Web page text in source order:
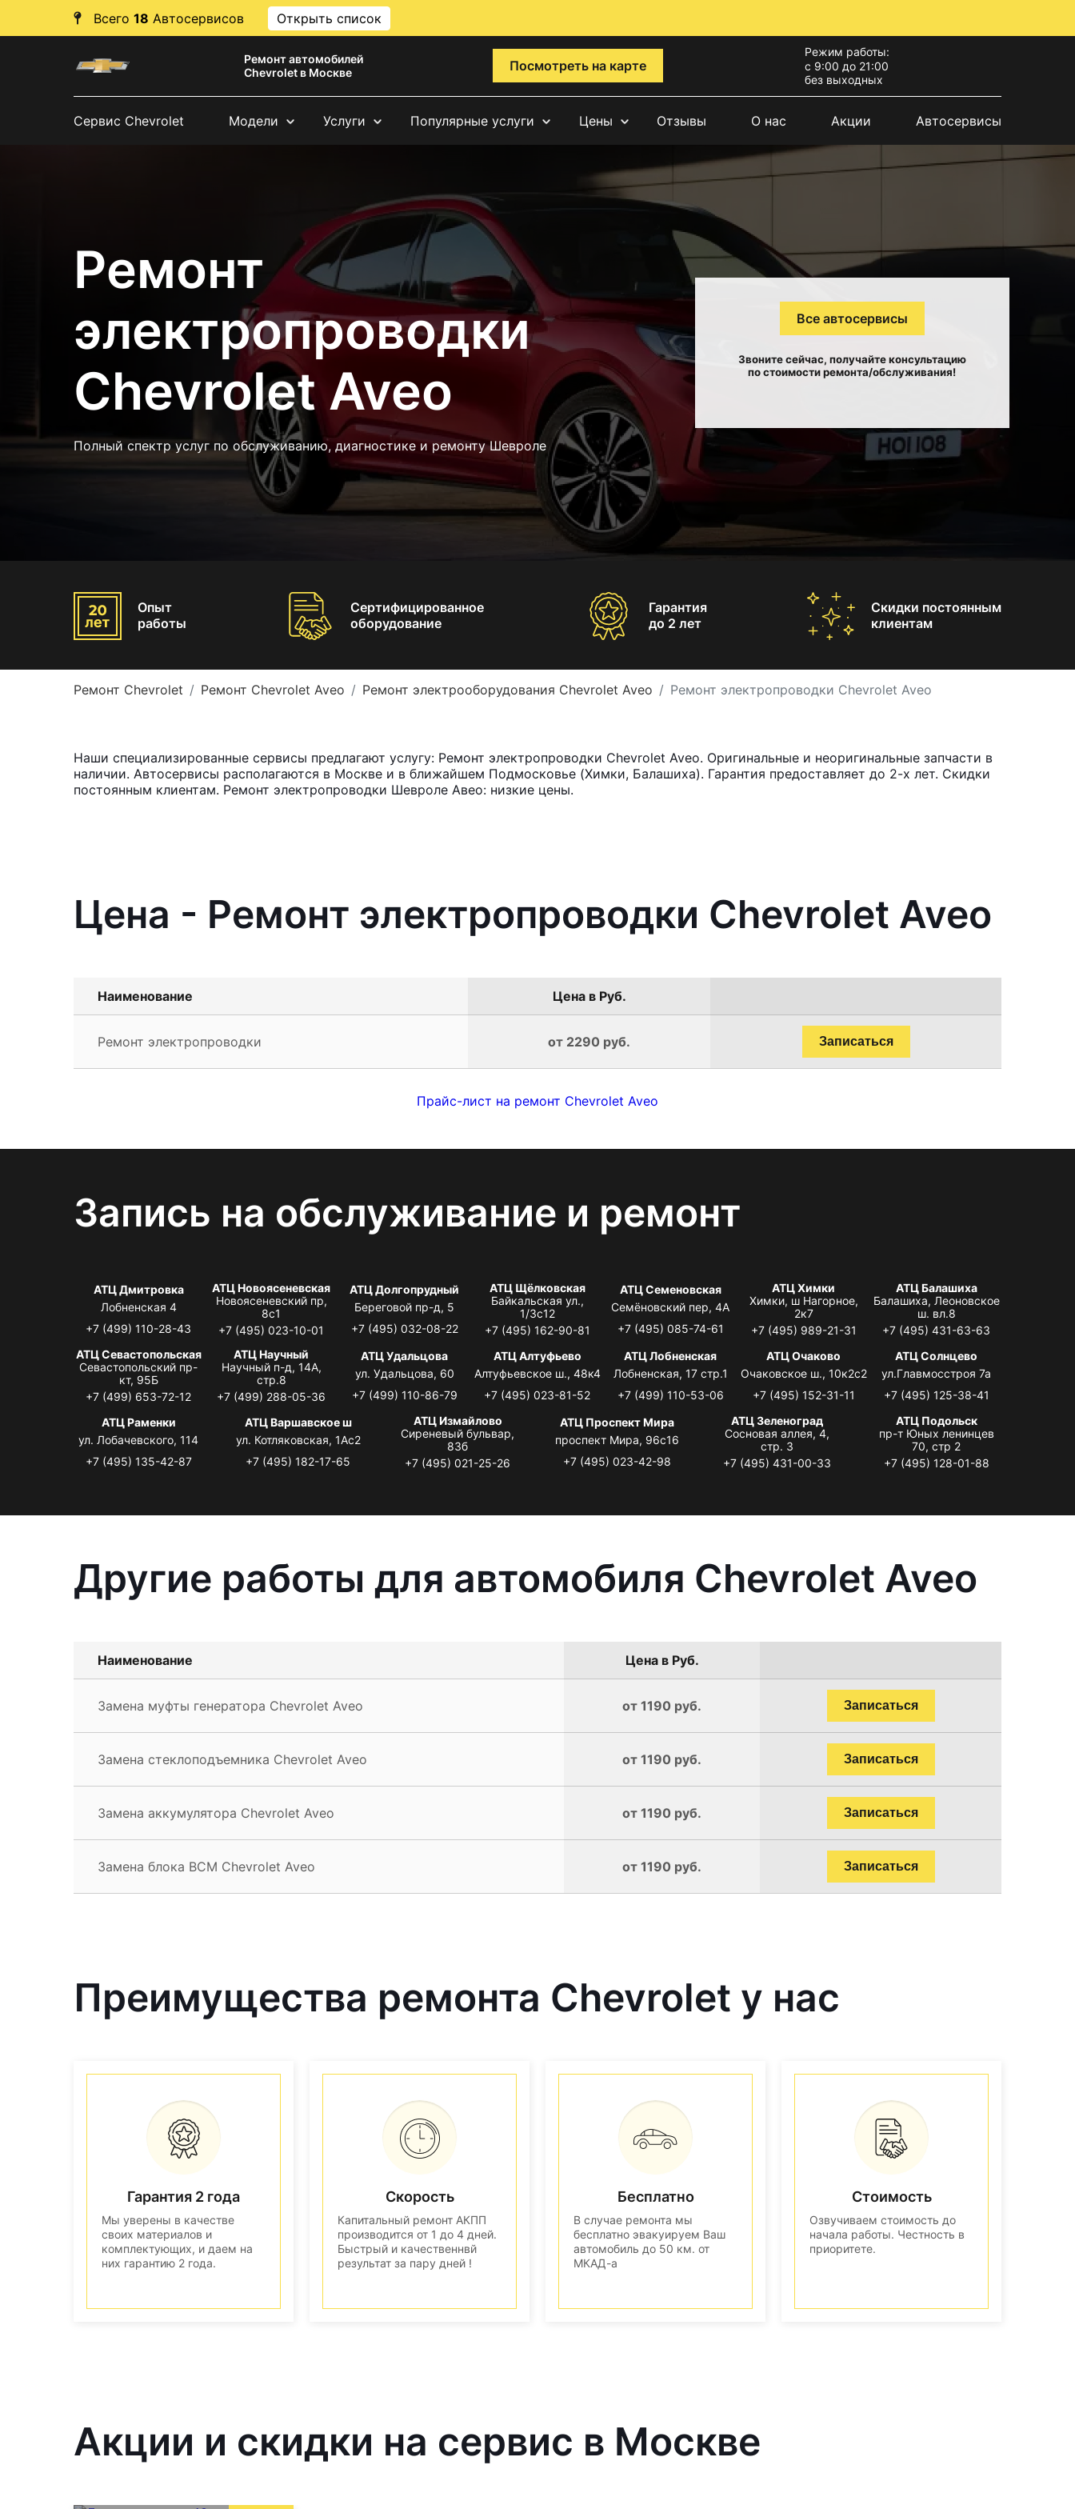
Всего 18 Автосервисов Открыть список
Ремонт автомобилей
Chevrolet в Москве
Посмотреть на карте
Режим работы:
с 9:00 до 21:00
без выходных
Сервис Chevrolet Модели Услуги Популярные услуги Цены Отзывы О нас Акции Автосервисы
Ремонт
электропроводки
Chevrolet Aveo
Полный спектр услуг по обслуживанию, диагностике и ремонту Шевроле
Все автосервисы
Звоните сейчас, получайте консультацию
по стоимости ремонта/обслуживания!
Опыт
работы
Сертифицированное
оборудование
Гарантия
до 2 лет
Скидки постоянным
клиентам
Ремонт Chevrolet Ремонт Chevrolet Aveo Ремонт электрооборудования Chevrolet Aveo Ремонт электропроводки Chevrolet Aveo
Наши специализированные сервисы предлагают услугу: Ремонт электропроводки Chevrolet Aveo. Оригинальные и неоригинальные запчасти в
наличии. Автосервисы располагаются в Москве и в ближайшем Подмосковье (Химки, Балашиха). Гарантия предоставляет до 2-х лет. Скидки
постоянным клиентам. Ремонт электропроводки Шевроле Авео: низкие цены.
Цена - Ремонт электропроводки Chevrolet Aveo
Наименование Цена в Руб.
Ремонт электропроводки от 2290 руб. Записаться
Прайс-лист на ремонт Chevrolet Aveo
Запись на обслуживание и ремонт
АТЦ Дмитровка
Лобненская 4
+7 (499) 110-28-43
АТЦ Новоясеневская
Новоясеневский пр,
8с1
+7 (495) 023-10-01
АТЦ Долгопрудный
Береговой пр-д, 5
+7 (495) 032-08-22
АТЦ Щёлковская
Байкальская ул.,
1/3с12
+7 (495) 162-90-81
АТЦ Семеновская
Семёновский пер, 4А
+7 (495) 085-74-61
АТЦ Химки
Химки, ш Нагорное,
2к7
+7 (495) 989-21-31
АТЦ Балашиха
Балашиха, Леоновское
ш. вл.8
+7 (495) 431-63-63
АТЦ Севастопольская
Севастопольский пр-
кт, 95Б
+7 (499) 653-72-12
АТЦ Научный
Научный п-д, 14А,
стр.8
+7 (499) 288-05-36
АТЦ Удальцова
ул. Удальцова, 60
+7 (499) 110-86-79
АТЦ Алтуфьево
Алтуфьевское ш., 48к4
+7 (495) 023-81-52
АТЦ Лобненская
Лобненская, 17 стр.1
+7 (499) 110-53-06
АТЦ Очаково
Очаковское ш., 10к2с2
+7 (495) 152-31-11
АТЦ Солнцево
ул.Главмосстроя 7а
+7 (495) 125-38-41
АТЦ Раменки
ул. Лобачевского, 114
+7 (495) 135-42-87
АТЦ Варшавское ш
ул. Котляковская, 1Ас2
+7 (495) 182-17-65
АТЦ Измайлово
Сиреневый бульвар,
83б
+7 (495) 021-25-26
АТЦ Проспект Мира
проспект Мира, 96с16
+7 (495) 023-42-98
АТЦ Зеленоград
Сосновая аллея, 4,
стр. 3
+7 (495) 431-00-33
АТЦ Подольск
пр-т Юных ленинцев
70, стр 2
+7 (495) 128-01-88
Другие работы для автомобиля Chevrolet Aveo
Наименование Цена в Руб.
Замена муфты генератора Chevrolet Aveo от 1190 руб. Записаться
Замена стеклоподъемника Chevrolet Aveo от 1190 руб. Записаться
Замена аккумулятора Chevrolet Aveo от 1190 руб. Записаться
Замена блока BCM Chevrolet Aveo от 1190 руб. Записаться
Преимущества ремонта Chevrolet у нас
Гарантия 2 года
Мы уверены в качестве
своих материалов и
комплектующих, и даем на
них гарантию 2 года.
Скорость
Капитальный ремонт АКПП
производится от 1 до 4 дней.
Быстрый и качественнвй
результат за пару дней !
Бесплатно
В случае ремонта мы
бесплатно эвакуируем Ваш
автомобиль до 50 км. от
МКАД-а
Стоимость
Озвучиваем стоимость до
начала работы. Честность в
приоритете.
Акции и скидки на сервис в Москве